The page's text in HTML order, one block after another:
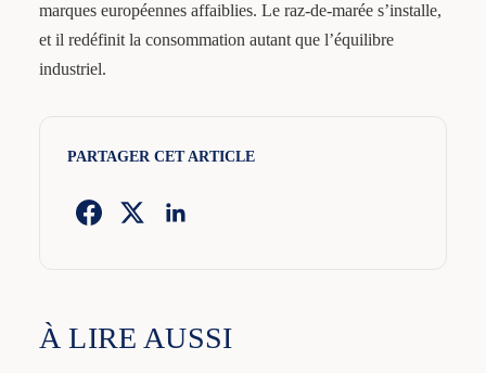
marques européennes affaiblies. Le raz-de-marée s’installe,
et il redéfinit la consommation autant que l’équilibre
industriel.
PARTAGER CET ARTICLE
À LIRE AUSSI